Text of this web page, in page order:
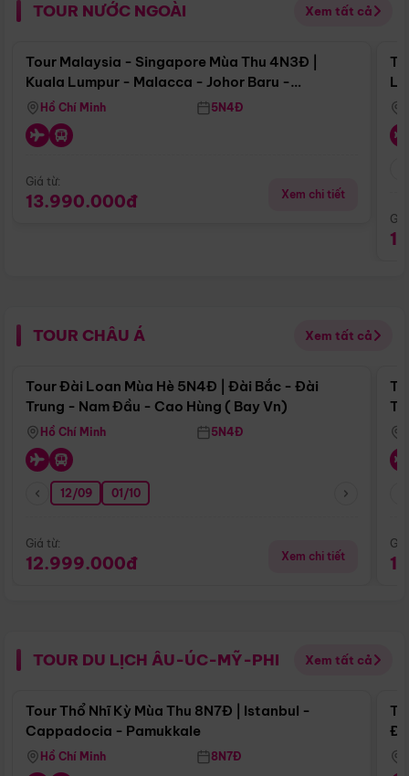
TOUR NƯỚC NGOÀI Xem tất cả
Điểm nổi bật
Tour Malaysia - Singapore Mùa Thu 4N3Đ |
Kuala Lumpur - Malacca - Johor Baru -
Singapore
Hồ Chí Minh 5N4Đ
Giá từ:
13.990.000đ Xem chi tiết
TOUR CHÂU Á Xem tất cả
Điểm nổi bật
Tour Đài Loan Mùa Hè 5N4Đ | Đài Bắc - Đài
Trung - Nam Đầu - Cao Hùng ( Bay Vn)
Hồ Chí Minh 5N4Đ
12/09 01/10
Giá từ:
12.999.000đ Xem chi tiết
TOUR DU LỊCH ÂU-ÚC-MỸ-PHI Xem tất cả
Điểm nổi bật
Tour Thổ Nhĩ Kỳ Mùa Thu 8N7Đ | Istanbul -
Cappadocia - Pamukkale
Hồ Chí Minh 8N7Đ